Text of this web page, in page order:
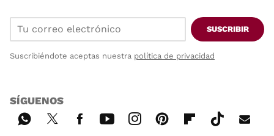
SUSCRIBIR
Suscribiéndote aceptas nuestra política de privacidad
SÍGUENOS